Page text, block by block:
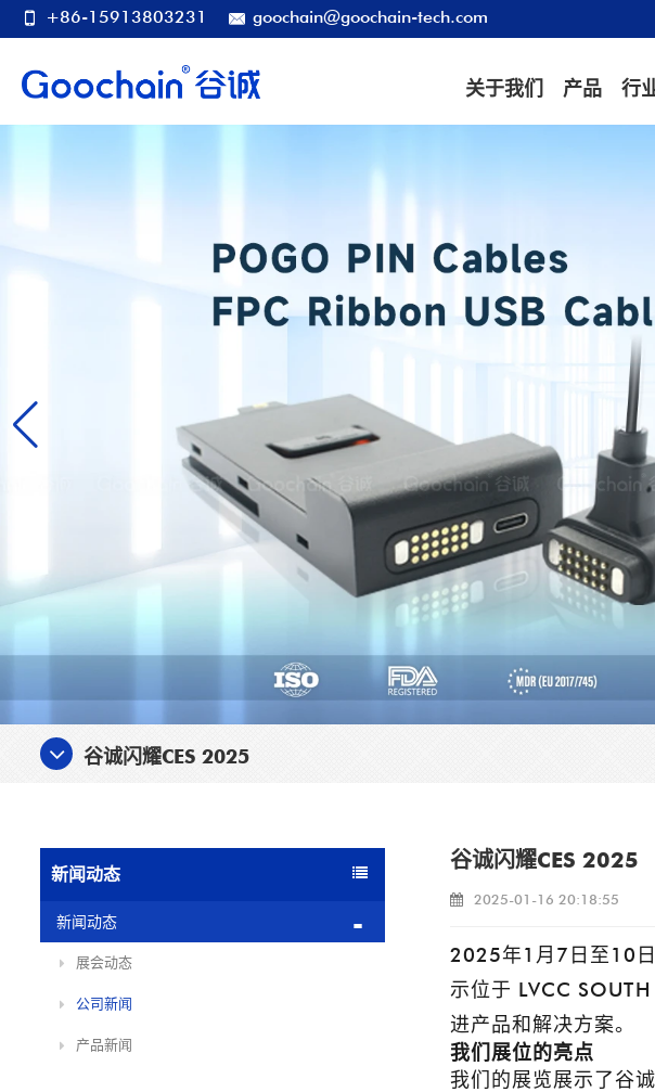
+86-15913803231 goochain@goochain-tech.com
关于我们 产品 行
谷诚闪耀CES 2025
新闻动态
新闻动态
展会动态
公司新闻
产品新闻
谷诚闪耀CES 2025
2025-01-16 20:18:55
2025年1月7日至10
示位于 LVCC
进产品和解决方案。
我们展位的亮点
我们的展览展示了谷